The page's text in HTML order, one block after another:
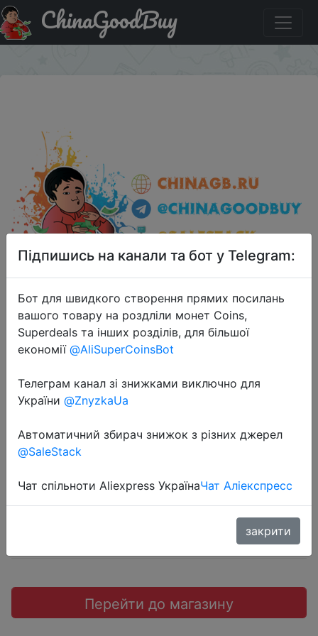
Акція на Наш Instagram. (Это тестовое сообщение).
ChinaGoodBuy
2019-01-27
Наш Instagram. (Это тестовое
$1
Перейти до магазину
Підпишись на канали та бот у Telegram:
Бот для швидкого створення прямих посилань
вашого товару на роздліли монет Coins,
Superdeals та інших розділів, для більшої
економії @AliSuperCoinsBot
Телеграм канал зі знижками виключно для
України @ZnyzkaUa
Автоматичний збирач знижок з різних джерел
@SaleStack
Чат спільноти Aliexpress УкраїнаЧат Аліекспресс
закрити